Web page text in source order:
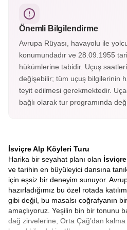
dağlarının eteklerinde yer alan
ve eşsiz doğa manzaraları
Önemli Bilgilendirme
Avrupa Rüyası, havayolu ile
konumundadır ve 28.09.1955
hükümlerine tabidir. Uçuş
değişebilir; tüm uçuş bilgilerinin
teyit edilmesi gerekmektedir.
bağlı olarak tur programında
İsviçre Alp Köyleri Turu
Harika bir seyahat planı olan
ve tarihin en büyüleyici dansına
için eşsiz bir deneyim sunuyor.
hazırladığımız bu özel rotada
gibi değil, bu masalsı coğrafyanın
amaçlıyoruz. Yeşilin bin bir tonunu
dağ zirvelerine, Orta Çağ’dan